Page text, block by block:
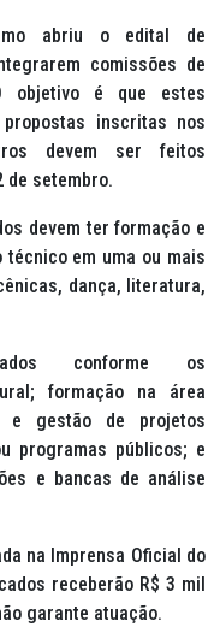
abriu o edital de
comissões de
objetivo é que estes
inscritas nos
devem ser feitos
de setembro.
devem ter formação e
em uma ou mais
dança, literatura,
conforme os
formação na área
e gestão de projetos
programas públicos; e
e bancas de análise
na Imprensa Oficial do
receberão R$ 3 mil
garante atuação.